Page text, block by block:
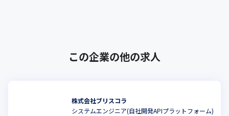
この企業の他の求人
株式会社ブリスコラ
システムエンジニア(自社開発APIプラットフォーム)